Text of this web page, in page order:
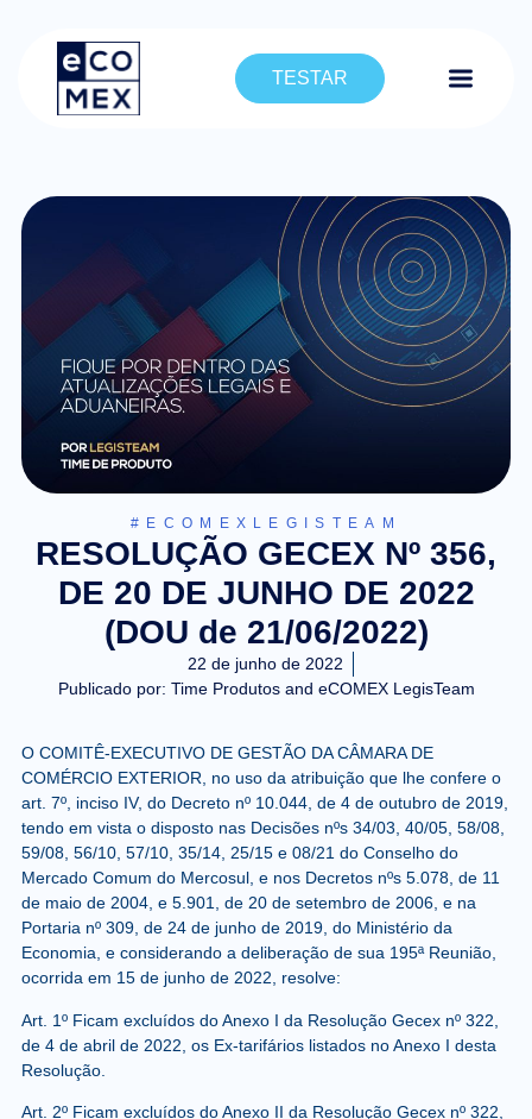
TESTAR
#ECOMEXLEGISTEAM
RESOLUÇÃO GECEX Nº 356,
DE 20 DE JUNHO DE 2022
(DOU de 21/06/2022)
22 de junho de 2022
Publicado por: Time Produtos and eCOMEX LegisTeam
O COMITÊ-EXECUTIVO DE GESTÃO DA CÂMARA DE
COMÉRCIO EXTERIOR, no uso da atribuição que lhe confere o
art. 7º, inciso IV, do Decreto nº 10.044, de 4 de outubro de 2019,
tendo em vista o disposto nas Decisões nºs 34/03, 40/05, 58/08,
59/08, 56/10, 57/10, 35/14, 25/15 e 08/21 do Conselho do
Mercado Comum do Mercosul, e nos Decretos nºs 5.078, de 11
de maio de 2004, e 5.901, de 20 de setembro de 2006, e na
Portaria nº 309, de 24 de junho de 2019, do Ministério da
Economia, e considerando a deliberação de sua 195ª Reunião,
ocorrida em 15 de junho de 2022, resolve:
Art. 1º Ficam excluídos do Anexo I da Resolução Gecex nº 322,
de 4 de abril de 2022, os Ex-tarifários listados no Anexo I desta
Resolução.
Art. 2º Ficam excluídos do Anexo II da Resolução Gecex nº 322,